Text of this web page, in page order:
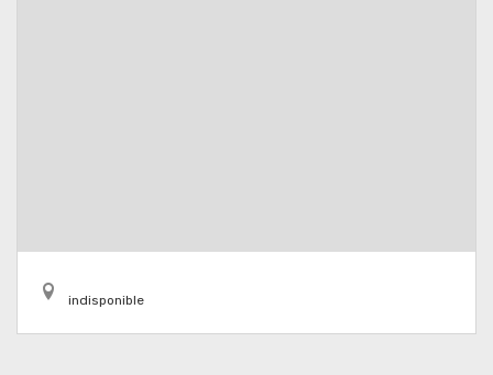
indisponible